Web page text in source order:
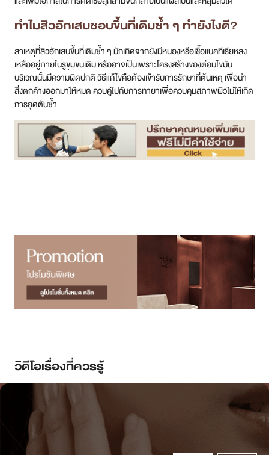
ทำไมสิวอักเสบชอบขึ้นที่เดิมซ้ำ ๆ ทำยังไงดี?
สาเหตุที่สิวอักเสบขึ้นที่เดิมซ้ำ ๆ มักเกิดจากยังมีหนองหรือเชื้อแบคทีเรียหลง
เหลืออยู่ภายในรูขุมขนเดิม หรืออาจเป็นเพราะโครงสร้างของต่อมไขมัน
บริเวณนั้นมีความผิดปกติ วิธีแก้ไขคือต้องเข้ารับการรักษาที่ต้นเหตุ เพื่อนำ
สิ่งตกค้างออกมาให้หมด ควบคู่ไปกับการทายาเพื่อควบคุมสภาพผิวไม่ให้เกิด
การอุดตันซ้ำ
วิดีโอเรื่องที่ควรรู้